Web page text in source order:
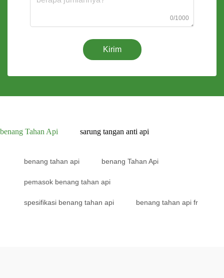
0/1000
Kirim
benang Tahan Api sarung tangan anti api
benang tahan api benang Tahan Api
pemasok benang tahan api
spesifikasi benang tahan api benang tahan api fr